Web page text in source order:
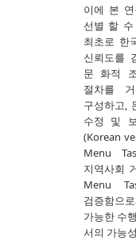
이에 본
선별 할
최초로 한
신뢰도를
문 화적
절차를
구성하고,
수정 및
(Korean
Menu
지역사회
Menu
검증함으
가능한 수
서의 가능